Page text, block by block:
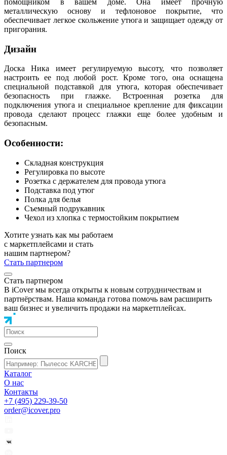
металлическую основу и тефлоновое покрытие, что
обеспечивает легкое скольжение утюга и защищает одежду от
пригорания.
Дизайн
Доска Ника имеет регулируемую высоту, что позволяет
настроить ее под любой рост. Кроме того, она оснащена
специальной подставкой для утюга, которая обеспечивает
безопасность при глажке. Встроенная розетка для
подключения утюга и специальное крепление для фиксации
провода сделают процесс глажки еще более удобным и
безопасным.
Особенности:
Складная конструкция
Регулировка по высоте
Розетка с держателем для провода утюга
Подставка под утюг
Полка для белья
Съемный подрукавник
Чехол из хлопка с термостойким покрытием
Хотите узнать как мы работаем
с маркетплейсами и стать
нашим партнером?
Стать партнером
Стать партнером
В iCover мы всегда открыты к новым сотрудничествам и
партнёрствам. Наша команда готова помочь вам расширить
ваш бизнес и увеличить продажи на маркетплейсах.
Поиск
Каталог
О нас
Контакты
+7 (495) 229-39-50
order@icover.pro